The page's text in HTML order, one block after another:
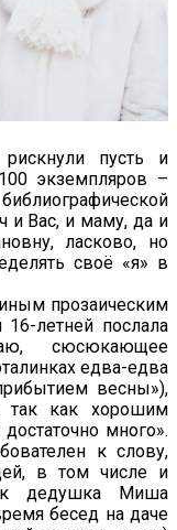
пусть и
экземпляров –
и Вас, и маму, да и
ласково, но
своё «я» в
прозаическим
летней послала
сюсюкающее
едва-едва
весны»),
так как хорошим
много».
к слову,
в том числе и
дедушка Миша
бесед на даче